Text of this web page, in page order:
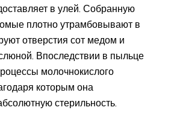
в улей. Собранную
плотно утрамбовывают в
отверстия сот медом и
Впоследствии в пыльце
молочнокислого
которым она
стерильность.